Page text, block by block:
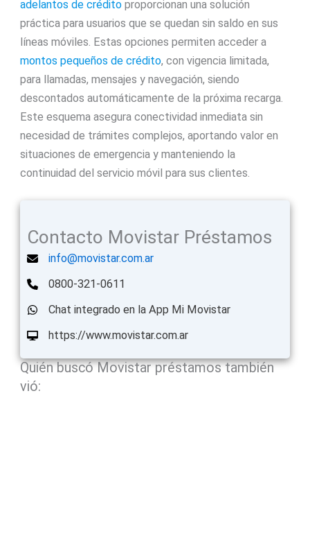
adelantos de créditoproporcionan una solución
práctica para usuarios que se quedan sin saldo en sus
líneas móviles. Estas opciones permiten acceder a
montos pequeños de crédito, con vigencia limitada,
para llamadas, mensajes y navegación, siendo
descontados automáticamente de la próxima recarga.
Este esquema asegura conectividad inmediata sin
necesidad de trámites complejos, aportando valor en
situaciones de emergencia y manteniendo la
continuidad del servicio móvil para sus clientes.
Contacto Movistar Préstamos
info@movistar.com.ar
0800-321-0611
Chat integrado en la App Mi Movistar
https://www.movistar.com.ar
Quién buscó Movistar préstamos también
vió: